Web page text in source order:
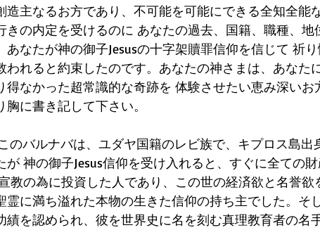
造主なるお方であり、不可能を可能にできる全知全能
きの内定を受けるのに あなたの過去、国籍、職種、地
あなたが神の御子Jesusの十字架贖罪信仰を信じて 祈
われると約束したのです。あなたの神さまは、あなた
得なかった超常識的な奇跡を 体験させたい恵み深いお
胸に書き記して下さい。
のバルナバは、ユダヤ国籍のレビ族で、キプロス島
が 神の御子Jesus信仰を受け入れると、すぐに全ての
教の為に投資した人であり、この世の経済欲と名誉
霊に満ち溢れた本物の生きた信仰の持ち主でした。そ
績を認められ、彼を世界史に名を刻む真理教育者の名